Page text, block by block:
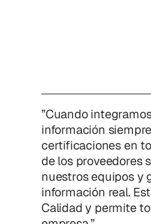
”Cuando
información
certificaciones en
de los proveedores
nuestros equipos y
información real.
Calidad y permite